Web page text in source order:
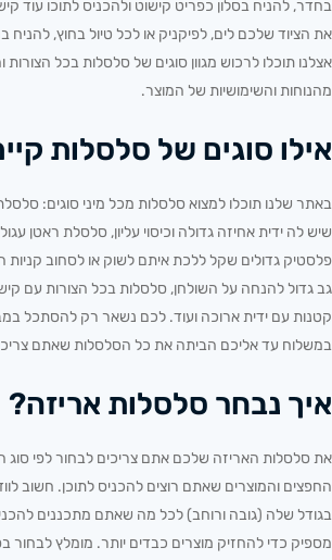
בחדר, להניח בסלון כפריט קישוט ולהכניס לתוכו עוד
את הציוד שלכם לים, לפיקניק או לכל טיול בחוץ, להניח
אצלנו תוכלו לרכוש מגוון סוגים של סלסלות בכל הצורות
מהנוחות והשימושיות של המוצר.
אילו סוגים של סלסלות
באתר שלנו תוכלו למצוא סלסלות מכל מיני סוגים:
שיש לה ידית אחיזה גדולה וכיסוי עליון, סלסלת ראטן
פלסטיק גדולים שקל ללכת איתם לשוק או לסחוב
גב גדול להנחה על השולחן, סלסלות בכל הצורות עם
קטנות עם ידית ארוכה ועוד. לכם נשאר רק להסתכל
במשלוח עד אליכם הביתה את כל הסלסלות שאתם
איך נבחר סלסלות אריזה?
את סלסלות האריזה שלכם אתם צריכים לבחור לפי סוג
החפצים והמוצרים שאתם רוצים להכניס לתוכן. חשוב
בגודל שלה (גובה ורוחב) לכל מה שאתם מתכננים
מספיק כדי להחזיק מוצרים כבדים יותר. מומלץ לבחור